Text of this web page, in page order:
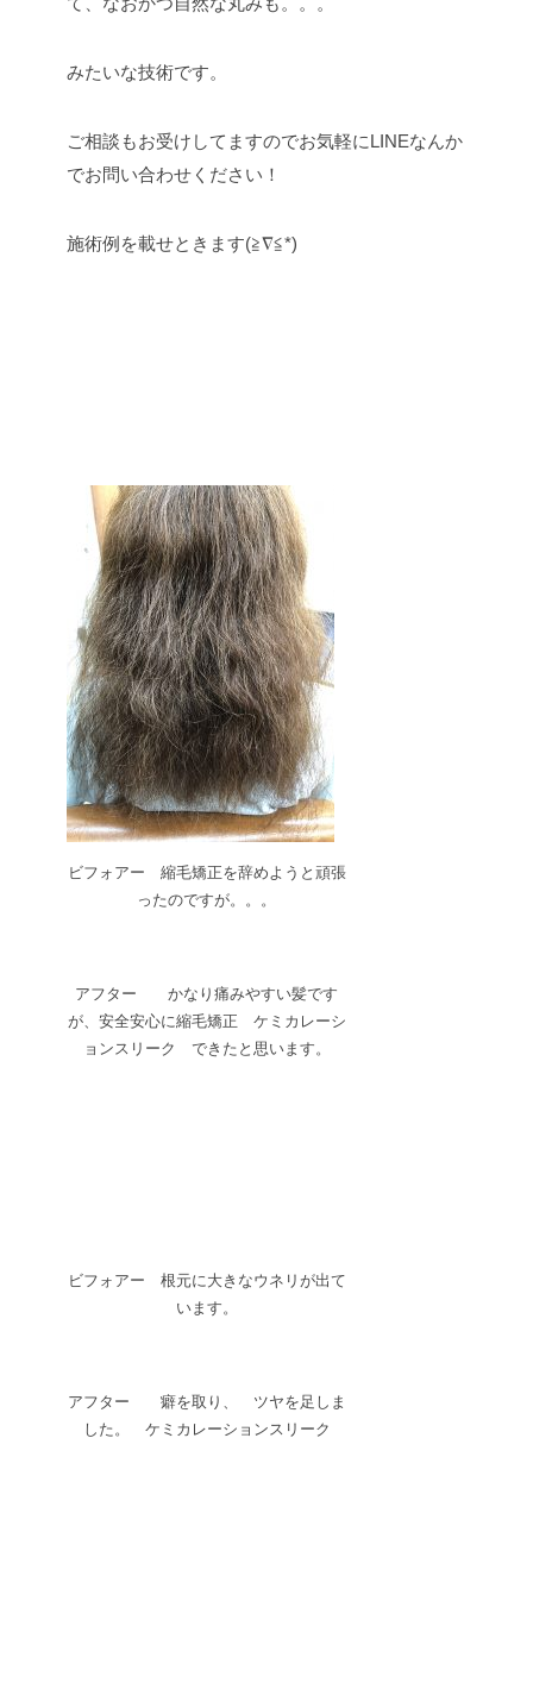
みたいな技術です。
ご相談もお受けしてますのでお気軽にLINEなんか
でお問い合わせください！
施術例を載せときます(≧∇≦*)
ビフォアー 縮毛矯正を辞めようと頑張
ったのですが。。。
アフター かなり痛みやすい髪です
が、安全安心に縮毛矯正 ケミカレーシ
ョンスリーク できたと思います。
ビフォアー 根元に大きなウネリが出て
います。
アフター 癖を取り、 ツヤを足しま
した。 ケミカレーションスリーク